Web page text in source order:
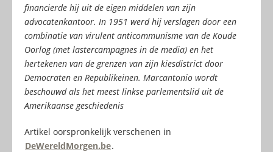
financierde hij uit de eigen middelen van zijn
advocatenkantoor. In 1951 werd hij verslagen door een
combinatie van virulent anticommunisme van de Koude
Oorlog (met lastercampagnes in de media) en het
hertekenen van de grenzen van zijn kiesdistrict door
Democraten en Republikeinen. Marcantonio wordt
beschouwd als het meest linkse parlementslid uit de
Amerikaanse geschiedenis
Artikel oorspronkelijk verschenen in
DeWereldMorgen.be.